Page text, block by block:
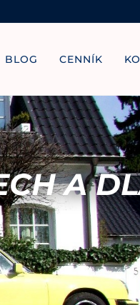
BLOG CENNÍK
A